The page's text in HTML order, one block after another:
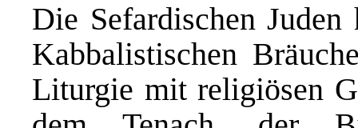
Die Sefardischen
Kabbalistischen
Liturgie mit religiösen